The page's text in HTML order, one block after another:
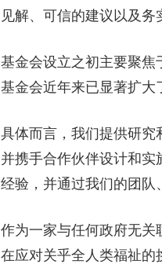
见解、可信的建议以及务
基金会设立之初主要聚焦
基金会近年来已显著扩大
具体而言，我们提供研究
并携手合作伙伴设计和
经验，并通过我们的团队
作为一家与任何政府无关
在应对关乎全人类福祉